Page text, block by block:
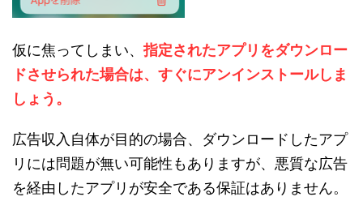
仮に焦ってしまい、指定されたアプリをダウンロー
ドさせられた場合は、すぐにアンインストールしま
しょう。
広告収入自体が目的の場合、ダウンロードしたアプ
リには問題が無い可能性もありますが、悪質な広告
を経由したアプリが安全である保証はありません。